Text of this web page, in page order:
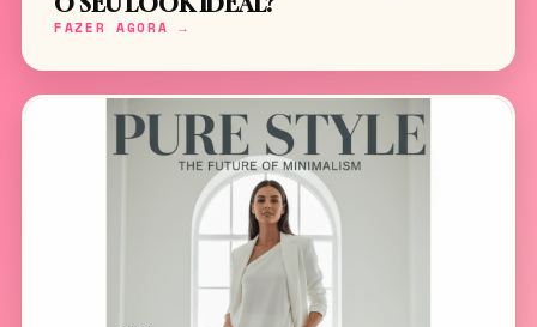
FAZER AGORA →